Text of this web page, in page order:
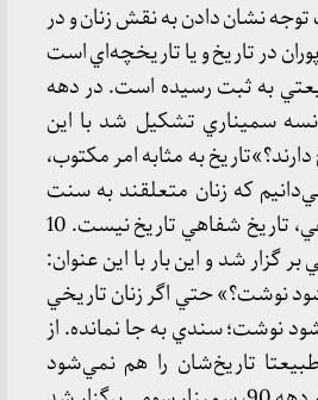
توجه نشان دادن به نقش زنان و در
در تاريخ و يا تاريخچه‌اي است
به ثبت رسيده است. در دهه
سميناري تشكيل شد با اين
به مثابه امر مكتوب،
كه زنان متعلقند به سنت
شفاهي و سنت شفاهي، تاريخ شفاهي تاريخ نيست. 10
گزار شد و اين بار با اين عنوان:
نوشت؟» حتي اگر زنان تاريخي
نوشت؛ سندي به جا نمانده. از
تاريخ‌شان را هم نمي‌شود